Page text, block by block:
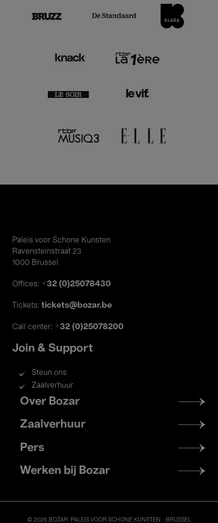
Paleis voor Schone Kunsten
Ravensteinstraat 23
1000 Brussel
Offices: +32 (0)25078430
Tickets: tickets@bozar.be
Call center: +32 (0)25078200
Join & Support
Steun ons
Zaalverhuur
Footer
menu
Over Bozar
Zaalverhuur
Pers
Werken bij Bozar
© 2026 BOZAR. PALEIS VOOR SCHONE KUNSTEN - BRUSSEL